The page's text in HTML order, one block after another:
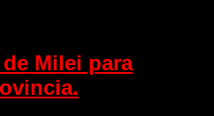
Milei para